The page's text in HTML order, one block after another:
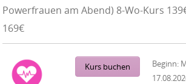
Powerfrauen am Abend) 8-Wo-Kurs
169€
Kurs buchen Beginn: